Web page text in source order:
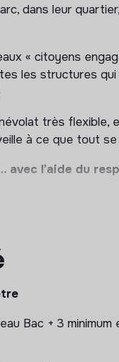
dans leur
« citoyens
les structures
très flexible,
à ce que tout
avec l’aide du
et son
toute autre
: inscrire les
Bac + 3 minimum